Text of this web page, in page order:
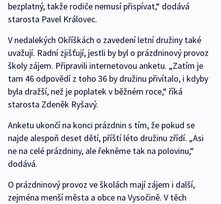
bezplatný, takže rodiče nemusí přispívat,“ dodává
starosta Pavel Královec.
V nedalekých Okříškách o zavedení letní družiny také
uvažují. Radní zjišťují, jestli by byl o prázdninový provoz
školy zájem. Připravili internetovou anketu. „Zatím je
tam 46 odpovědí z toho 36 by družinu přivítalo, i kdyby
byla dražší, než je poplatek v běžném roce,“ říká
starosta Zdeněk Ryšavý.
Anketu ukončí na konci prázdnin s tím, že pokud se
najde alespoň deset dětí, příští léto družinu zřídí. „Asi
ne na celé prázdniny, ale řekněme tak na polovinu,“
dodává.
O prázdninový provoz ve školách mají zájem i další,
zejména menší města a obce na Vysočině. V těch